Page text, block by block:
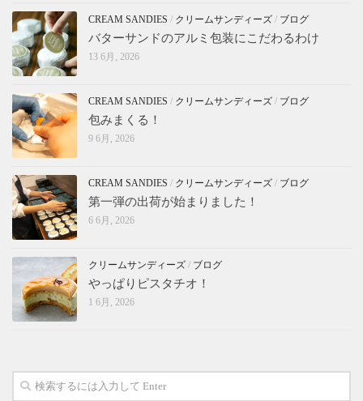
CREAM SANDIES / クリームサンディーズ / ブログ
バターサンドのアルミ包装にこだわるわけ
13 6月, 2026
CREAM SANDIES / クリームサンディーズ / ブログ
包みまくる！
9 6月, 2026
CREAM SANDIES / クリームサンディーズ / ブログ
第一弾の出荷が始まりました！
6 6月, 2026
クリームサンディーズ / ブログ
やっぱりピスタチオ！
1 6月, 2026